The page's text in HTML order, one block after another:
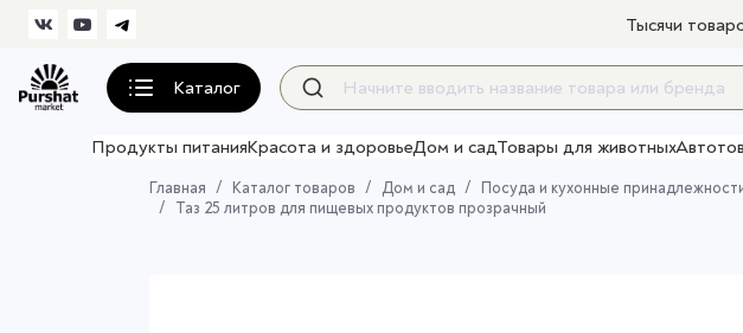
Тысячи
Каталог
Продукты питанияКрасота и здоровьеДом и садТовары для животных
Главная Каталог товаров Дом и сад Посуда и кухонные
Таз 25 литров для пищевых продуктов прозрачный